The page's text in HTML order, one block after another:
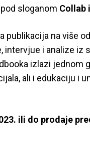
sloganom Collab
publikacija na više
i analize iz
izlazi jednom
ali i edukaciju i
ili do prodaje